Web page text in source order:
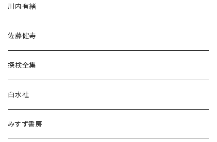
民族・風習
言語・ことば
川内有緒
佐藤健寿
探検全集
白水社
みすず書房